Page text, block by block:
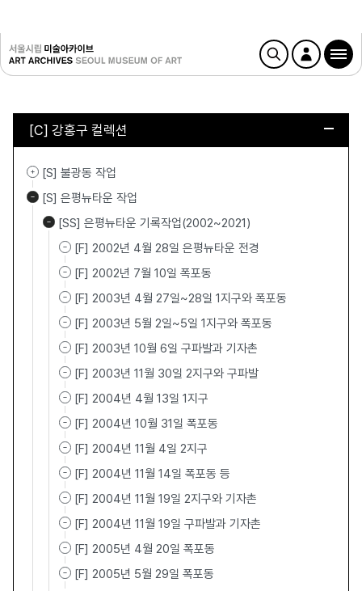
[C] 강홍구 컬렉션
[S] 불광동 작업
[S] 은평뉴타운 작업
[SS] 은평뉴타운 기록작업(2002~2021)
[F] 2002년 4월 28일 은평뉴타운 전경
[F] 2002년 7월 10일 폭포동
[F] 2003년 4월 27일~28일 1지구와 폭포동
[F] 2003년 5월 2일~5일 1지구와 폭포동
[F] 2003년 10월 6일 구파발과 기자촌
[F] 2003년 11월 30일 2지구와 구파발
[F] 2004년 4월 13일 1지구
[F] 2004년 10월 31일 폭포동
[F] 2004년 11월 4일 2지구
[F] 2004년 11월 14일 폭포동 등
[F] 2004년 11월 19일 2지구와 기자촌
[F] 2004년 11월 19일 구파발과 기자촌
[F] 2005년 4월 20일 폭포동
[F] 2005년 5월 29일 폭포동